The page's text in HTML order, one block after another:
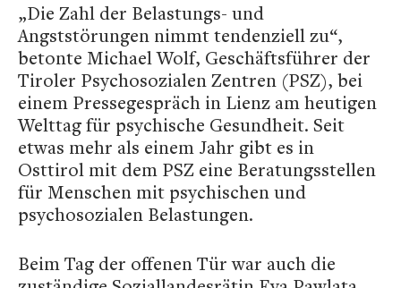
„Die Zahl der Belastungs- und
Angststörungen nimmt tendenziell zu“,
betonte Michael Wolf, Geschäftsführer der
Tiroler Psychosozialen Zentren (PSZ), bei
einem Pressegespräch in Lienz am heutigen
Welttag für psychische Gesundheit. Seit
etwas mehr als einem Jahr gibt es in
Osttirol mit dem PSZ eine Beratungsstellen
für Menschen mit psychischen und
psychosozialen Belastungen.
Beim Tag der offenen Tür war auch die